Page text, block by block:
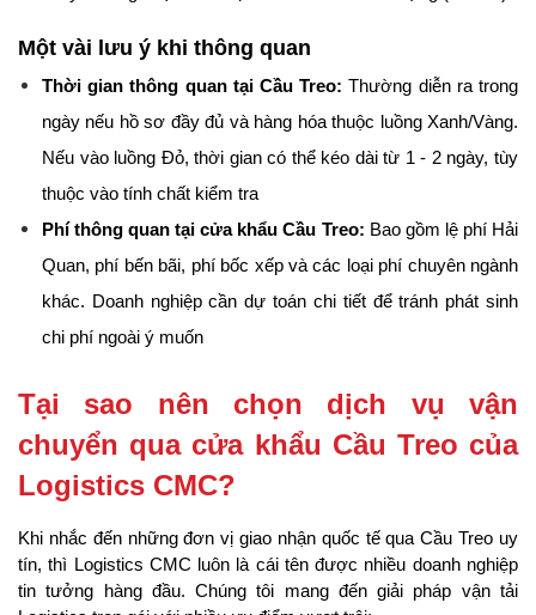
Một vài lưu ý khi thông quan
Thời gian thông quan tại Cầu Treo: Thường diễn ra trong
ngày nếu hồ sơ đầy đủ và hàng hóa thuộc luồng Xanh/Vàng.
Nếu vào luồng Đỏ, thời gian có thể kéo dài từ 1 - 2 ngày, tùy
thuộc vào tính chất kiểm tra
Phí thông quan tại cửa khẩu Cầu Treo: Bao gồm lệ phí Hải
Quan, phí bến bãi, phí bốc xếp và các loại phí chuyên ngành
khác. Doanh nghiệp cần dự toán chi tiết để tránh phát sinh
chi phí ngoài ý muốn
Tại sao nên chọn dịch vụ vận
chuyển qua cửa khẩu Cầu Treo của
Logistics CMC?
Khi nhắc đến những đơn vị giao nhận quốc tế qua Cầu Treo uy
tín, thì Logistics CMC luôn là cái tên được nhiều doanh nghiệp
tin tưởng hàng đầu. Chúng tôi mang đến giải pháp vận tải